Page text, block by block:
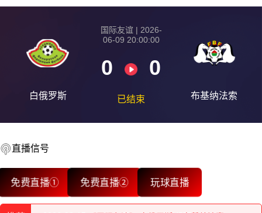
白俄罗斯
国际友谊 | 2026-
06-09 20:00:00
0 0
已结束 布基纳法索
直播信号
免费直播① 免费直播② 玩球直播
2026-08-15 【国际友谊】 白俄罗斯VS布基纳法索
2026-08-15 【国际友谊】 白俄罗斯VS布基纳法索
2026-08-15 【国际友谊】 白俄罗斯VS布基纳法索